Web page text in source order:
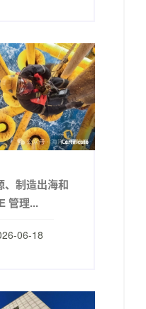
、制造出海和
管理...
06-18